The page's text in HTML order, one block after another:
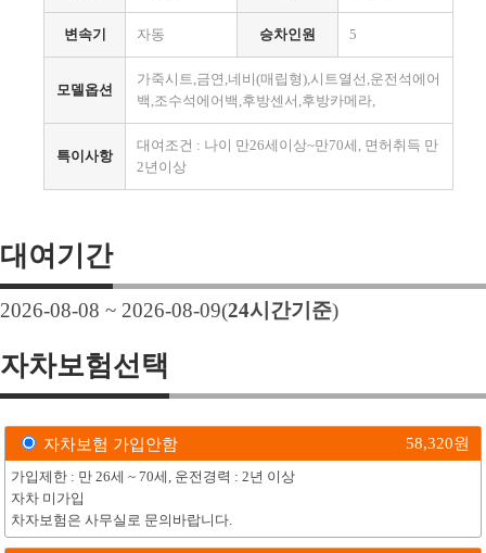
변속기 자동 승차인원 5
모델옵션
가죽시트,금연,네비(매립형),시트열선,운전석에어
백,조수석에어백,후방센서,후방카메라,
특이사항
대여조건 : 나이 만26세이상~만70세, 면허취득 만
2년이상
대여기간
2026-08-08 ~ 2026-08-09(24시간기준)
자차보험선택
자차보험 가입안함 58,320원
가입제한 : 만 26세 ~ 70세, 운전경력 : 2년 이상
자차 미가입
차자보험은 사무실로 문의바랍니다.